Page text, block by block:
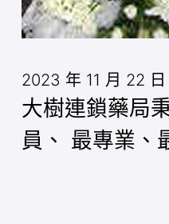
2023 年 11 月 22 日
大樹連鎖藥局
員、 最專業、